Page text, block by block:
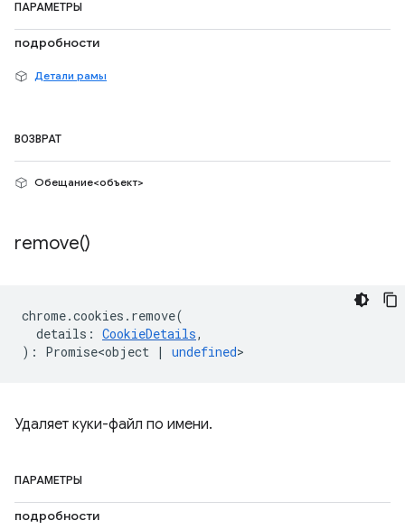
ПАРАМЕТРЫ
подробности
Детали рамы
ВОЗВРАТ
Обещание<объект>
remove()
chrome.cookies . remove(
details : CookieDetails,
) : Promise<object | undefined>
Удаляет куки-файл по имени.
ПАРАМЕТРЫ
подробности